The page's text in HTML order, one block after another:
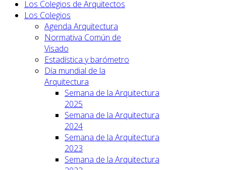
Los Colegios de Arquitectos
Los Colegios
Agenda Arquitectura
Normativa Común de
Visado
Estadística y barómetro
Día mundial de la
Arquitectura
Semana de la Arquitectura
2025
Semana de la Arquitectura
2024
Semana de la Arquitectura
2023
Semana de la Arquitectura